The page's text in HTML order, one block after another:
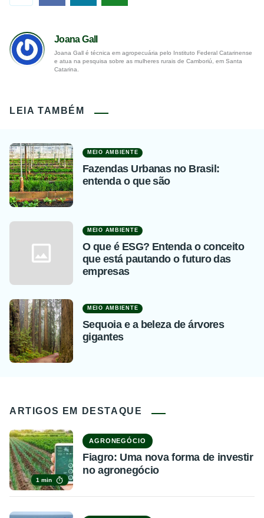
Joana Gall
Joana Gall é técnica em agropecuária pelo Instituto Federal Catarinense
e atua na pesquisa sobre as mulheres rurais de Camboriú, em Santa
Catarina.
LEIA TAMBÉM
MEIO AMBIENTE
Fazendas Urbanas no Brasil:
entenda o que são
MEIO AMBIENTE
O que é ESG? Entenda o conceito
que está pautando o futuro das
empresas
MEIO AMBIENTE
Sequoia e a beleza de árvores
gigantes
ARTIGOS EM DESTAQUE
1 min
AGRONEGÓCIO
Fiagro: Uma nova forma de investir
no agronegócio